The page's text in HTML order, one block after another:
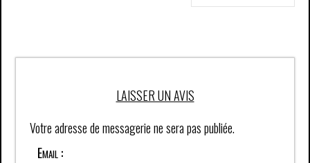
LAISSER UN AVIS
Votre adresse de messagerie ne sera pas publiée.
Email :